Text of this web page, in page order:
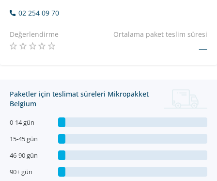
02 254 09 70
Değerlendirme Ortalama paket teslim süresi
—
Paketler için teslimat süreleri Mikropakket
Belgium
0-14 gün
15-45 gün
46-90 gün
90+ gün